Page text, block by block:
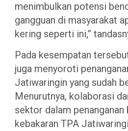
menimbulkan potensi
gangguan di masyarakat
kering seperti ini,”
Pada kesempatan
juga menyoroti
Jatiwaringin yang sudah
Menurutnya, kolaborasi
sektor dalam penanganan
kebakaran TPA